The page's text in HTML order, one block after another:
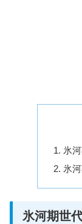
氷
氷
氷河期世